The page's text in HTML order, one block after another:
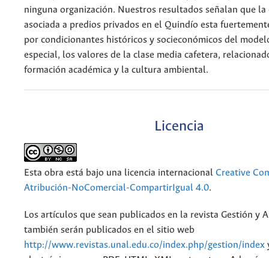
ninguna organización. Nuestros resultados señalan que la
asociada a predios privados en el Quindío esta
por condicionantes históricos y socieconómicos del
especial, los valores de la clase media cafetera,
formación académica y la cultura ambiental.
Licencia
Esta obra está bajo una licencia internacional Creative
Atribución-NoComercial-CompartirIgual 4.0.
Los artículos que sean publicados en la revista Gestión y
también serán publicados en el sitio web
http://www.revistas.unal.edu.co/index.php/gestion/index